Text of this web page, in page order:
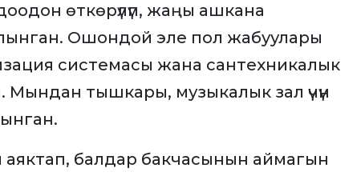
өткөрүлүп, жаңы ашкана
Ошондой эле пол жабуулары
системасы жана сантехникалык
тышкары, музыкалык зал үчүн
балдар бакчасынын аймагын